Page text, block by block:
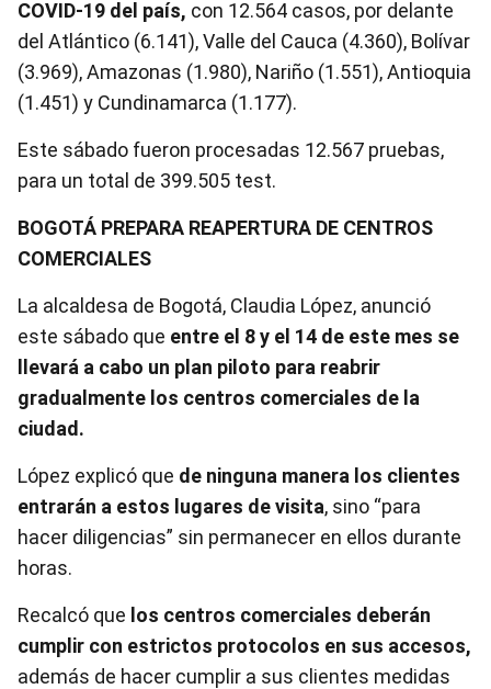
COVID-19 del país, con 12.564 casos, por delante
del Atlántico (6.141), Valle del Cauca (4.360), Bolívar
(3.969), Amazonas (1.980), Nariño (1.551), Antioquia
(1.451) y Cundinamarca (1.177).
Este sábado fueron procesadas 12.567 pruebas,
para un total de 399.505 test.
BOGOTÁ PREPARA REAPERTURA DE CENTROS
COMERCIALES
La alcaldesa de Bogotá, Claudia López, anunció
este sábado que entre el 8 y el 14 de este mes se
llevará a cabo un plan piloto para reabrir
gradualmente los centros comerciales de la
ciudad.
López explicó que de ninguna manera los clientes
entrarán a estos lugares de visita, sino “para
hacer diligencias” sin permanecer en ellos durante
horas.
Recalcó que los centros comerciales deberán
cumplir con estrictos protocolos en sus accesos,
además de hacer cumplir a sus clientes medidas